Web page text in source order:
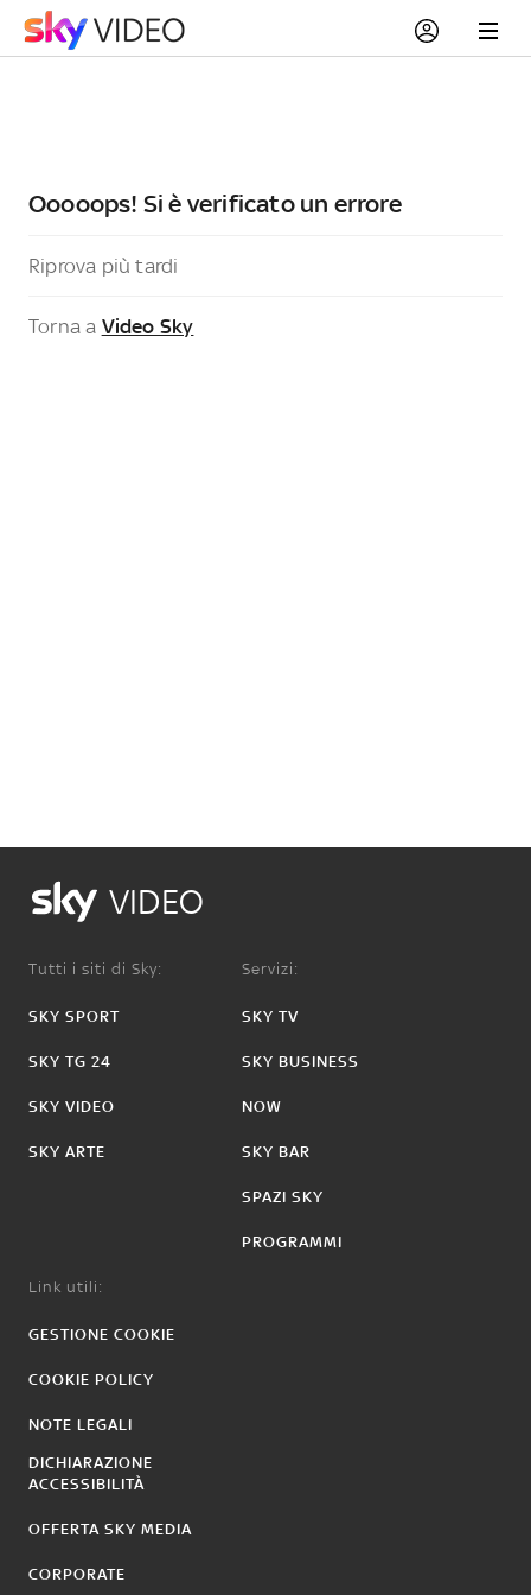
Ooooops! Si è verificato un errore
Riprova più tardi
Torna a Video Sky
VIDEO
Tutti i siti di Sky:
SKY SPORT
SKY TG 24
SKY VIDEO
SKY ARTE
Servizi:
SKY TV
SKY BUSINESS
NOW
SKY BAR
SPAZI SKY
PROGRAMMI
Link utili:
GESTIONE COOKIE
COOKIE POLICY
NOTE LEGALI
DICHIARAZIONE
ACCESSIBILITÀ
OFFERTA SKY MEDIA
CORPORATE